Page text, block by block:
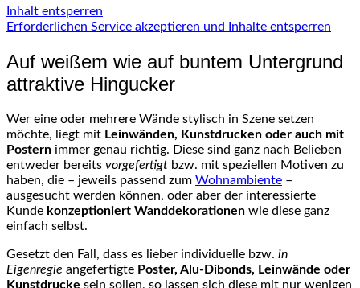
Inhalt entsperren
Erforderlichen Service akzeptieren und Inhalte entsperren
Auf weißem wie auf buntem Untergrund
attraktive Hingucker
Wer eine oder mehrere Wände stylisch in Szene setzen
möchte, liegt mit Leinwänden, Kunstdrucken oder auch mit
Postern immer genau richtig. Diese sind ganz nach Belieben
entweder bereits vorgefertigt bzw. mit speziellen Motiven zu
haben, die – jeweils passend zum Wohnambiente –
ausgesucht werden können, oder aber der interessierte
Kunde konzeptioniert Wanddekorationen wie diese ganz
einfach selbst.
Gesetzt den Fall, dass es lieber individuelle bzw. in
Eigenregie angefertigte Poster, Alu-Dibonds, Leinwände oder
Kunstdrucke sein sollen, so lassen sich diese mit nur wenigen